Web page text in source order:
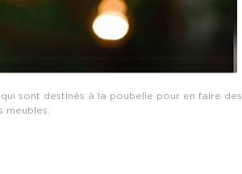
sont destinés à la poubelle pour en faire des
meubles.